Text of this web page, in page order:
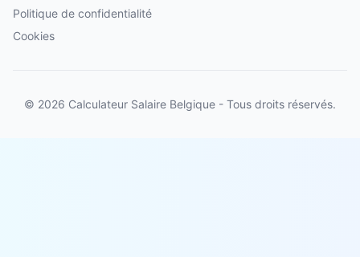
Politique de confidentialité
Cookies
© 2026 Calculateur Salaire Belgique - Tous droits réservés.